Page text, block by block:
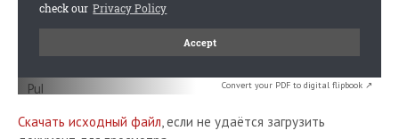
Convert your PDF to digital flipbook ↗
Скачать исходный файл, если не удаётся загрузить